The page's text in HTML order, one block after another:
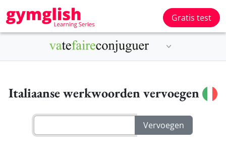
Gratis test
Italiaanse werkwoorden vervoegen